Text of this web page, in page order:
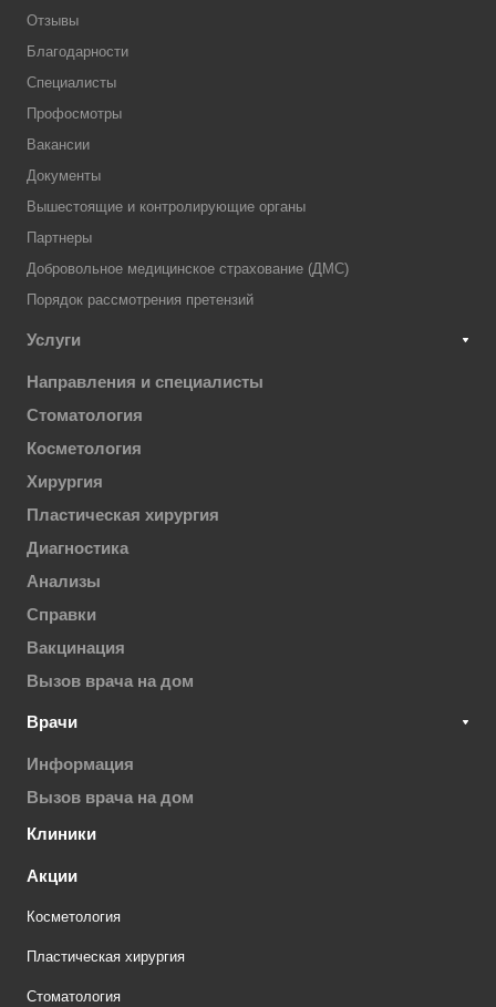
Отзывы
Благодарности
Специалисты
Профосмотры
Вакансии
Документы
Вышестоящие и контролирующие органы
Партнеры
Добровольное медицинское страхование (ДМС)
Порядок рассмотрения претензий
Услуги
Направления и специалисты
Стоматология
Косметология
Хирургия
Пластическая хирургия
Диагностика
Анализы
Справки
Вакцинация
Вызов врача на дом
Врачи
Информация
Вызов врача на дом
Клиники
Акции
Косметология
Пластическая хирургия
Стоматология